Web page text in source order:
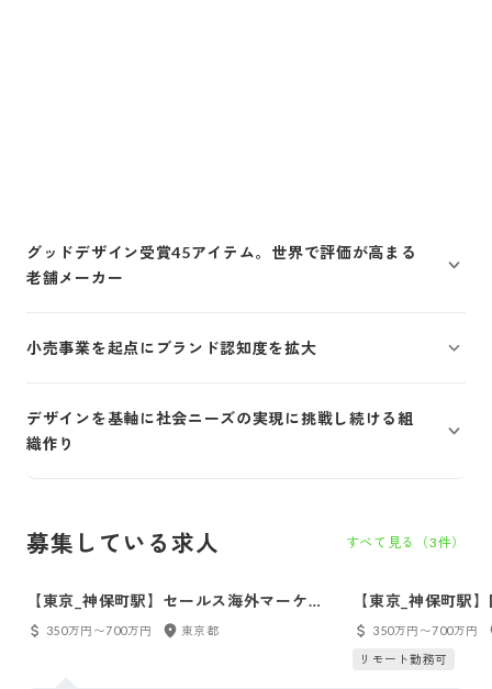
グッドデザイン受賞45アイテム。世界で評価が高まる
老舗メーカー
小売事業を起点にブランド認知度を拡大
デザインを基軸に社会ニーズの実現に挑戦し続ける組
織作り
募集している求人 すべて見る（3件）
【東京_神保町駅】セールス海外マーケテ
ィング
350万円〜700万円 東京都
【東京_神保町駅
ィングスタッフ
350万円〜700万円
リモート勤務可